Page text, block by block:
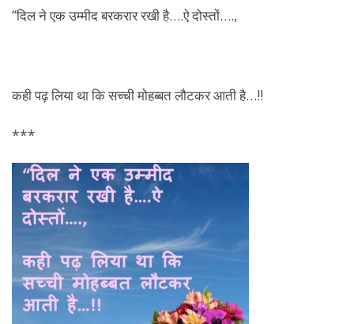
“दिल ने एक उम्मीद बरकरार रखी है….ऐ दोस्तों….,
कही पढ़ लिया था कि सच्ची मोहब्बत लौटकर आती है…!!
***